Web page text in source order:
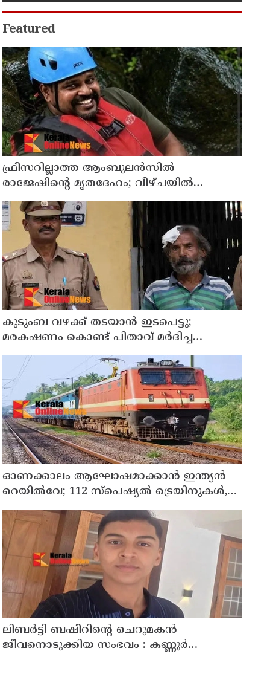
Featured
ഫ്രീസറില്ലാത്ത ആംബുലൻസിൽ
രാജേഷിൻ്റെ മൃതദേഹം; വീഴ്ചയിൽ
വിശദീകരണം തേടി കണ്ണൂർ എഡിഎം
കുടുംബ വഴക്ക് തടയാന്‍ ഇടപെട്ടു;
മരകഷണം കൊണ്ട് പിതാവ് മർദിച്ച
17കാരിക്ക് ദാരുണാന്ത്യം
ഓണക്കാലം ആഘോഷമാക്കാൻ ഇന്ത്യൻ
റെയിൽവേ; 112 സ്പെഷ്യൽ ട്രെയിനുകൾ,
ടിക്കറ്റ് ബുക്കിംഗുകൾ ഉടൻ ആരംഭിക്കും
ലിബർട്ടി ബഷീറിന്റെ ചെറുമകൻ
ജീവനൊടുക്കിയ സംഭവം : കണ്ണൂർ